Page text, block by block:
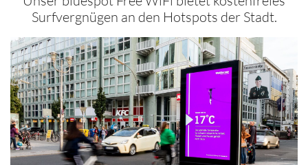
Surfvergnügen an den Hotspots der Stadt.